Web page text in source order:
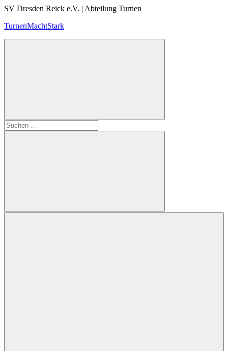
Zum
springen
SV Dresden Reick e.V. | Abteilung Turnen
TurnenMachtStark
Suchen
nach:
Suchen